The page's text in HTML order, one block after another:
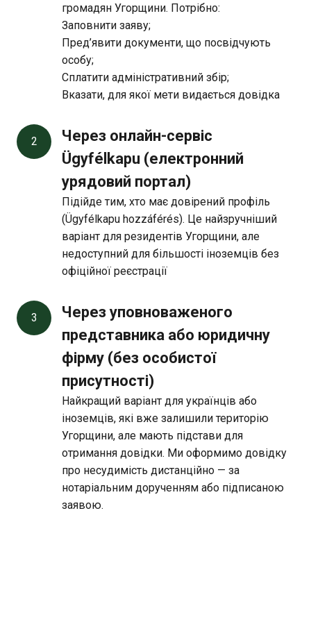
громадян Угорщини. Потрібно:
Заповнити заяву;
Пред’явити документи, що посвідчують
особу;
Сплатити адміністративний збір;
Вказати, для якої мети видається довідка
2
Через онлайн-сервіс
Ügyfélkapu (електронний
урядовий портал)
Підійде тим, хто має довірений профіль
(Ügyfélkapu hozzáférés). Це найзручніший
варіант для резидентів Угорщини, але
недоступний для більшості іноземців без
офіційної реєстрації
3
Через уповноваженого
представника або юридичну
фірму (без особистої
присутності)
Найкращий варіант для українців або
іноземців, які вже залишили територію
Угорщини, але мають підстави для
отримання довідки. Ми оформимо довідку
про несудимість дистанційно — за
нотаріальним дорученням або підписаною
заявою.